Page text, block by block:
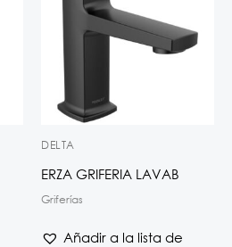
DELTA
ERZA GRIFERIA LAVAB
Griferías
Añadir a la lista de